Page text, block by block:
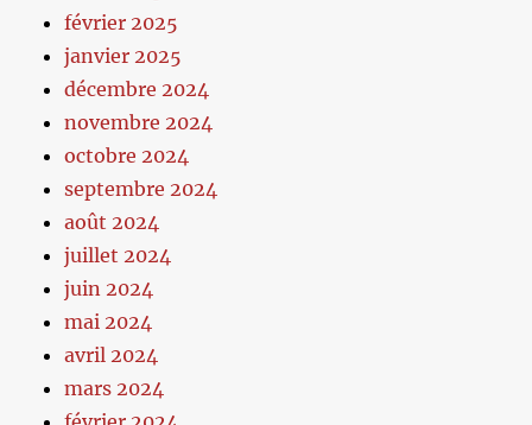
février 2025
janvier 2025
décembre 2024
novembre 2024
octobre 2024
septembre 2024
août 2024
juillet 2024
juin 2024
mai 2024
avril 2024
mars 2024